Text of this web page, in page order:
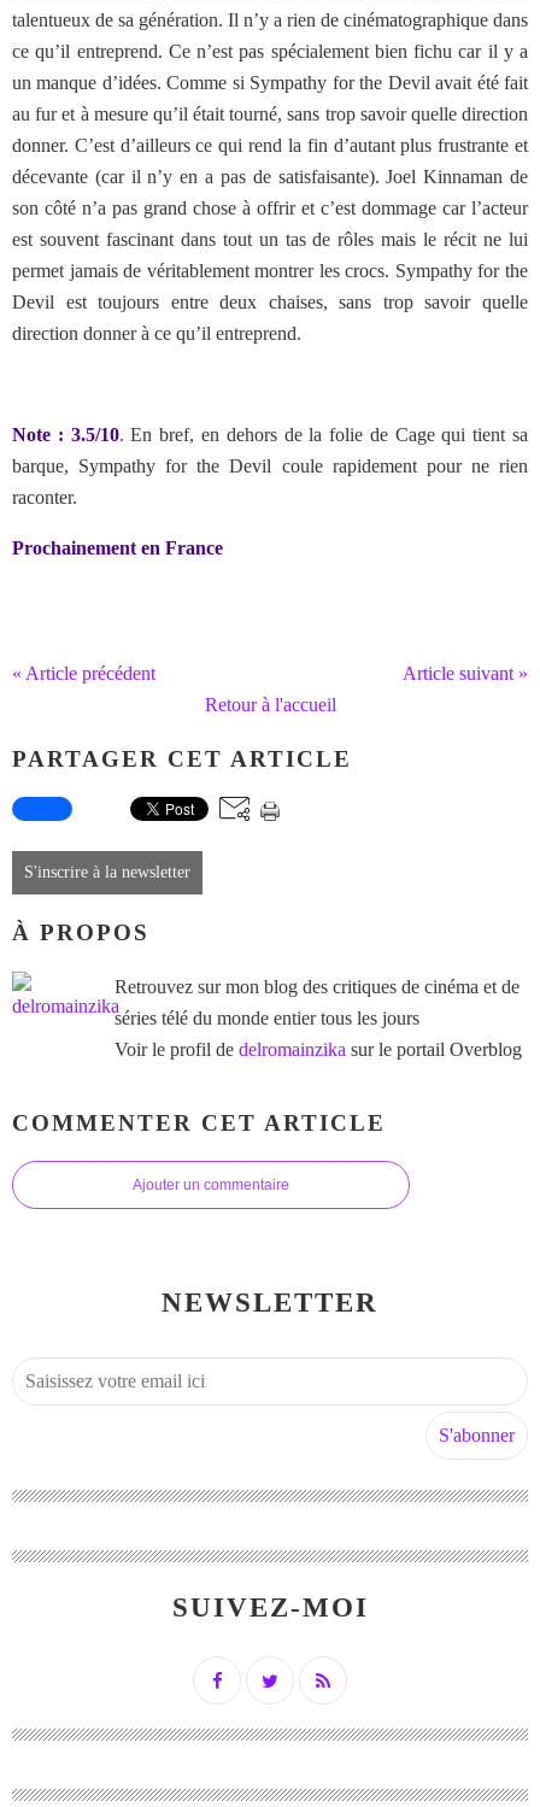
talentueux de sa génération. Il n’y a rien de cinématographique dans
ce qu’il entreprend. Ce n’est pas spécialement bien fichu car il y a
un manque d’idées. Comme si Sympathy for the Devil avait été fait
au fur et à mesure qu’il était tourné, sans trop savoir quelle direction
donner. C’est d’ailleurs ce qui rend la fin d’autant plus frustrante et
décevante (car il n’y en a pas de satisfaisante). Joel Kinnaman de
son côté n’a pas grand chose à offrir et c’est dommage car l’acteur
est souvent fascinant dans tout un tas de rôles mais le récit ne lui
permet jamais de véritablement montrer les crocs. Sympathy for the
Devil est toujours entre deux chaises, sans trop savoir quelle
direction donner à ce qu’il entreprend.
Note : 3.5/10. En bref, en dehors de la folie de Cage qui tient sa
barque, Sympathy for the Devil coule rapidement pour ne rien
raconter.
Prochainement en France
« Article précédent
Article suivant »
Retour à l'accueil
PARTAGER CET ARTICLE
S'inscrire à la newsletter
À PROPOS
Retrouvez sur mon blog des critiques de cinéma et de
séries télé du monde entier tous les jours
Voir le profil de delromainzika sur le portail Overblog
COMMENTER CET ARTICLE
Ajouter un commentaire
NEWSLETTER
SUIVEZ-MOI